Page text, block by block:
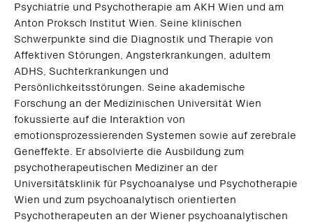
Psychiatrie und Psychotherapie am AKH Wien und am
Anton Proksch Institut Wien. Seine klinischen
Schwerpunkte sind die Diagnostik und Therapie von
Affektiven Störungen, Angsterkrankungen, adultem
ADHS, Suchterkrankungen und
Persönlichkeitsstörungen. Seine akademische
Forschung an der Medizinischen Universität Wien
fokussierte auf die Interaktion von
emotionsprozessierenden Systemen sowie auf zerebrale
Geneffekte. Er absolvierte die Ausbildung zum
psychotherapeutischen Mediziner an der
Universitätsklinik für Psychoanalyse und Psychotherapie
Wien und zum psychoanalytisch orientierten
Psychotherapeuten an der Wiener psychoanalytischen